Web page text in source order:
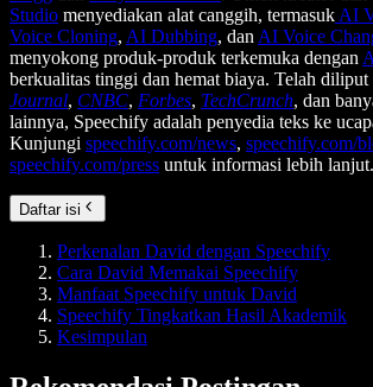
Studio menyediakan alat canggih, termasukAI
Voice Cloning, AI Dubbing, danAI Voice
menyokong produk-produk terkemuka dengan
berkualitas tinggi dan hemat biaya. Telah diliput
Journal, CNBC, Forbes, TechCrunch, dan
lainnya, Speechify adalah penyedia teks ke
Kunjungi speechify.com/news, speechify.com/
speechify.com/press untuk informasi lebih lanjut.
Daftar isi
Perkenalan David dengan Speechify
Cara David Memakai Speechify
Manfaat Speechify untuk David
Speechify Tingkatkan Hasil Akademik
Kesimpulan